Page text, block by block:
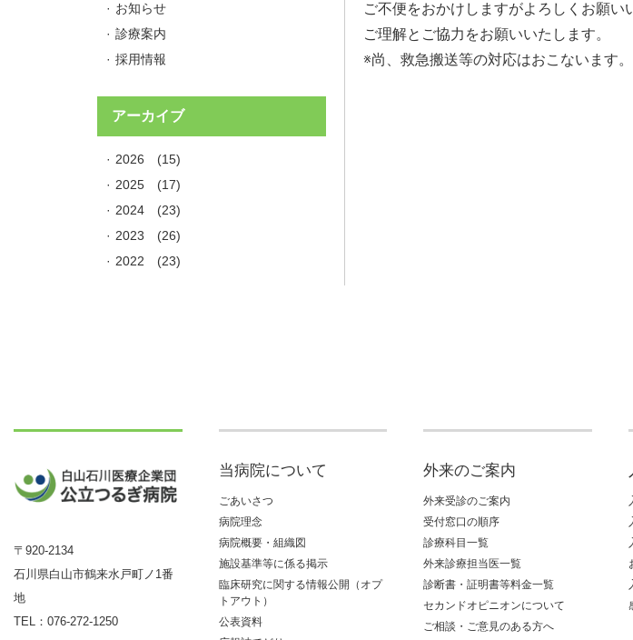
お知らせ
診療案内
採用情報
アーカイブ
2026
(15)
2025
(17)
2024
(23)
2023
(26)
2022
(23)
ご不便をおかけしますがよろしくお願い
ご理解とご協力をお願いいたします。
※尚、救急搬送等の対応はおこないます。
〒920-2134
石川県白山市鶴来水戸町ノ1番
地
TEL： 076-272-1250
当病院について
ごあいさつ
病院理念
病院概要・組織図
施設基準等に係る掲示
臨床研究に関する情報公開（オプ
トアウト）
公表資料
外来のご案内
外来受診のご案内
受付窓口の順序
診療科目一覧
外来診療担当医一覧
診断書・証明書等料金一覧
セカンドオピニオンについて
ご相談・ご意見のある方へ